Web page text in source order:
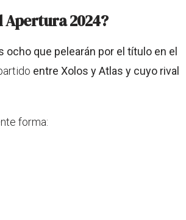
Apertura 2024?
que pelearán por el título en el
entre Xolos y Atlas y cuyo rival
forma: